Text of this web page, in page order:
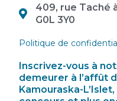
409, rue Taché
G0L 3Y0
Politique de
Inscrivez-vous à
demeurer à l’affût
Kamouraska-